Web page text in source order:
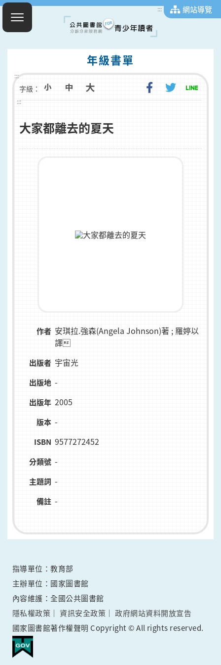
::: 網站導覽
年級書單
:::
字級：
:::
大家都離去的夏天
作者 安琪拉.強森(Angela Johnson)著 ; 羅婷以
譯
出版者 宇宙光
出版地 -
出版年 2005
版本 -
ISBN 9577272452
分類號 -
主題詞 -
備註 -
指導單位：教育部
主辦單位：國家圖書館
內容維護：全國公共圖書館
隱私權政策
資訊安全政策
政府網站資料開放宣告
國家圖書館著作權聲明 Copyright © All rights reserved.